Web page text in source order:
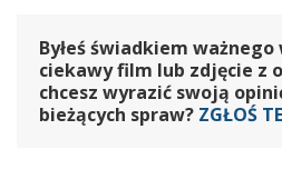
Byłeś świadkiem
ciekawy film lub zdjęcie z
chcesz wyrazić swoją
bieżących spraw? ZGŁOŚ